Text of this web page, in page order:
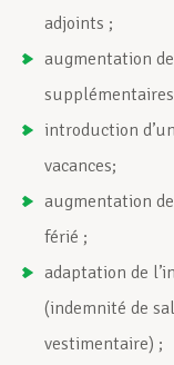
adjoints ;
augmentation
introduction
vacances;
augmentation
férié ;
adaptation de
(indemnité de
vestimentaire) ;